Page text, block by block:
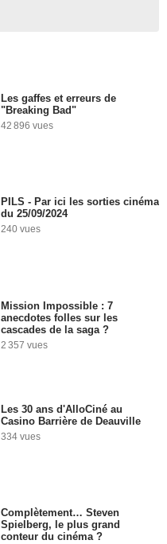
Les gaffes et erreurs de
"Breaking Bad"
42 896 vues
PILS - Par ici les sorties cinéma
du 25/09/2024
240 vues
Mission Impossible : 7
anecdotes folles sur les
cascades de la saga ?
2 357 vues
Les 30 ans d'AlloCiné au
Casino Barrière de Deauville
334 vues
Complètement… Steven
Spielberg, le plus grand
conteur du cinéma ?